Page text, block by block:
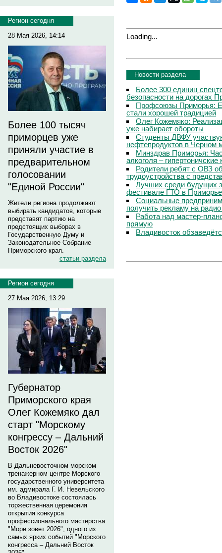
Регион сегодня
28 Мая 2026, 14:14
Более 100 тысяч
приморцев уже
приняли участие в
предварительном
голосовании
"Единой России"
Жители региона продолжают
выбирать кандидатов, которые
представят партию на
предстоящих выборах в
Государственную Думу и
Законодательное Собрание
Приморского края.
статьи раздела
Регион сегодня
27 Мая 2026, 13:29
Губернатор
Приморского края
Олег Кожемяко дал
старт "Морскому
конгрессу – Дальний
Восток 2026"
В Дальневосточном морском
тренажерном центре Морского
государственного университета
им. адмирала Г. И. Невельского
во Владивостоке состоялась
торжественная церемония
открытия конкурса
профессионального мастерства
"Море зовет 2026", одного из
самых ярких событий "Морского
конгресса – Дальний Восток
Loading...
Новости раздела
Более 300 единиц
безопасности на дорогах
Профсоюзы Приморья:
стали хорошей традицией
Олег Кожемяко:
уже набирает обороты
Студенты ДВФУ
нефтепродуктов в Черном
Минздрав Приморья:
алкоголя –
Родители ребят с ОВЗ
трудоустройства с
Лучших среди будущих
фестивале ГТО в Приморье
Социальные
получить рекламу на
Работа над мастер-
прямую
Владивосток